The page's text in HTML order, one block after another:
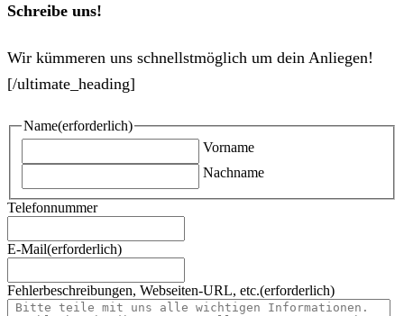
Schreibe uns!
Wir kümmeren uns schnellstmöglich um dein Anliegen!
[/ultimate_heading]
Name(erforderlich)
Vorname
Nachname
Telefonnummer
E-Mail(erforderlich)
Fehlerbeschreibungen, Webseiten-URL, etc.(erforderlich)